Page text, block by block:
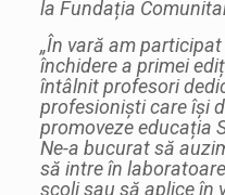
la Fundația
„În vară am
închidere a primei
întâlnit profesori
profesioniști care își
promoveze educația
Ne-a bucurat să
să intre în
școli sau să aplice în